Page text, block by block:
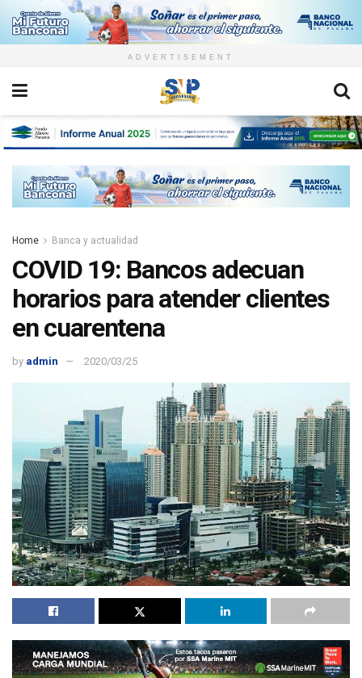
ADVERTISEMENT
Home Banca y actualidad
COVID 19: Bancos adecuan
horarios para atender clientes
en cuarentena
by admin 2020/03/25